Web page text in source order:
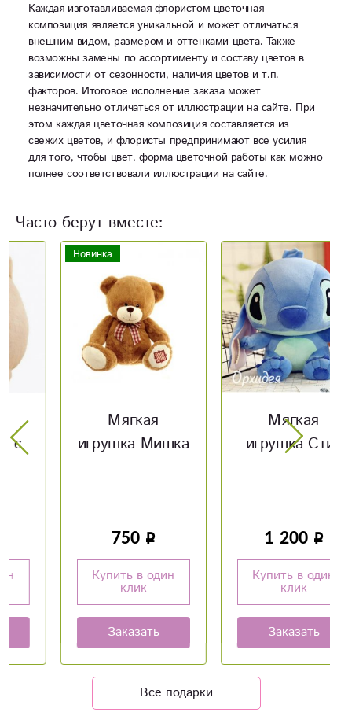
Каждая изготавливаемая флористом цветочная
композиция является уникальной и может отличаться
внешним видом, размером и оттенками цвета. Также
возможны замены по ассортименту и составу цветов в
зависимости от сезонности, наличия цветов и т.п.
факторов. Итоговое исполнение заказа может
незначительно отличаться от иллюстрации на сайте. При
этом каждая цветочная композиция составляется из
свежих цветов, и флористы предпринимают все усилия
для того, чтобы цвет, форма цветочной работы как можно
полнее соответствовали иллюстрации на сайте.
Часто берут вместе:
игрушка Мишка
Купить в один
игрушка Стич
Купить в один
Все подарки